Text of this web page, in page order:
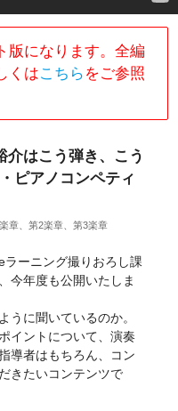
版になります。全編
くはこちら をご参照
はこう弾き、こう
ピアノコンペティ
、第2楽章、第3楽章
ラーニング撮りおろし課
今年度も公開いたしま
うに聞いているのか。
イントについて、演奏
導者はもちろん、コン
きたいコンテンツで